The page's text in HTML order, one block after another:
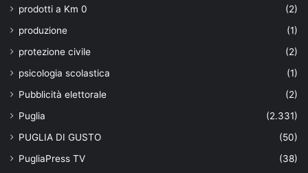
prodotti a Km 0
(2)
produzione
(1)
protezione civile
(2)
psicologia scolastica
(1)
Pubblicità elettorale
(2)
Puglia
(2.331)
PUGLIA DI GUSTO
(50)
PugliaPress TV
(38)